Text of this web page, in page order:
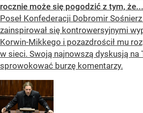
rocznie może się pogodzić z tym, że...
Poseł Konfederacji Dobromir
zainspirował się kontrowersyjnymi
Korwin-Mikkego i pozazdrościł mu
w sieci. Swoją najnowszą dyskusją na
sprowokować burzę komentarzy.